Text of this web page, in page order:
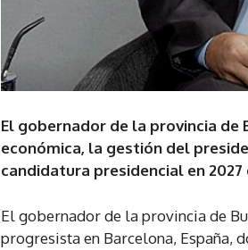
El gobernador de la provincia de
económica, la gestión del
candidatura presidencial en
El gobernador de la provincia de
progresista en Barcelona, España,